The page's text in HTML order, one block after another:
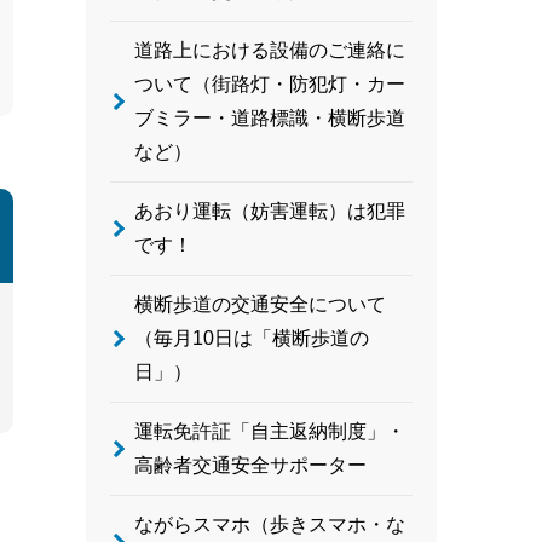
道路上における設備のご連絡に
ついて（街路灯・防犯灯・カー
ブミラー・道路標識・横断歩道
など）
あおり運転（妨害運転）は犯罪
です！
横断歩道の交通安全について
（毎月10日は「横断歩道の
日」）
運転免許証「自主返納制度」・
高齢者交通安全サポーター
ながらスマホ（歩きスマホ・な